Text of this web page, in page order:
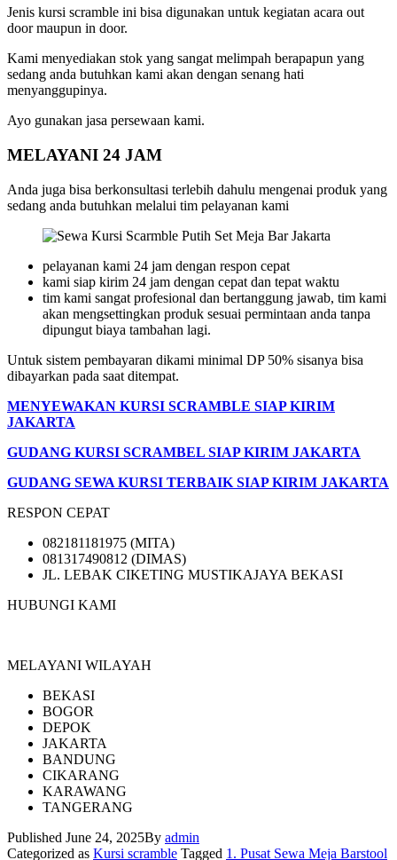
Jenis kursi scramble ini bisa digunakan untuk kegiatan acara out
door maupun in door.
Kami menyediakan stok yang sangat melimpah berapapun yang
sedang anda butuhkan kami akan dengan senang hati
menyanggupinya.
Ayo gunakan jasa persewaan kami.
MELAYANI 24 JAM
Anda juga bisa berkonsultasi terlebih dahulu mengenai produk yang
sedang anda butuhkan melalui tim pelayanan kami
pelayanan kami 24 jam dengan respon cepat
kami siap kirim 24 jam dengan cepat dan tepat waktu
tim kami sangat profesional dan bertanggung jawab, tim kami
akan mengsettingkan produk sesuai permintaan anda tanpa
dipungut biaya tambahan lagi.
Untuk sistem pembayaran dikami minimal DP 50% sisanya bisa
dibayarkan pada saat ditempat.
MENYEWAKAN KURSI SCRAMBLE SIAP KIRIM
JAKARTA
GUDANG KURSI SCRAMBEL SIAP KIRIM JAKARTA
GUDANG SEWA KURSI TERBAIK SIAP KIRIM JAKARTA
RESPON CEPAT
082181181975 (MITA)
081317490812 (DIMAS)
JL. LEBAK CIKETING MUSTIKAJAYA BEKASI
HUBUNGI KAMI
MELAYANI WILAYAH
BEKASI
BOGOR
DEPOK
JAKARTA
BANDUNG
CIKARANG
KARAWANG
TANGERANG
Published June 24, 2025By admin
Categorized as Kursi scramble Tagged 1. Pusat Sewa Meja Barstool